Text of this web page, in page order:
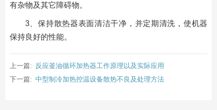
有杂物及其它障碍物。
3、保持散热器表面清洁干净，并定期清洗，使机器
保持良好的性能。
上一篇:
反应釜油循环加热器工作原理以及实际应用
下一篇: 中型制冷加热控温设备散热不良及处理方法